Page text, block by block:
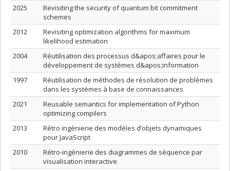
2025
Revisiting the security of quantum bit commitment
schemes
2012
Revisiting optimization algorithms for maximum
likelihood estimation
2004
Réutilisation des processus d&apos;affaires pour le
développement de systèmes d&apos;information
1997
Réutilisation de méthodes de résolution de problèmes
dans les systèmes à base de connaissances
2021
Reusable semantics for implementation of Python
optimizing compilers
2013
Rétro ingénierie des modèles d’objets dynamiques
pour JavaScript
2010
Rétro-ingénierie des diagrammes de séquence par
visualisation interactive